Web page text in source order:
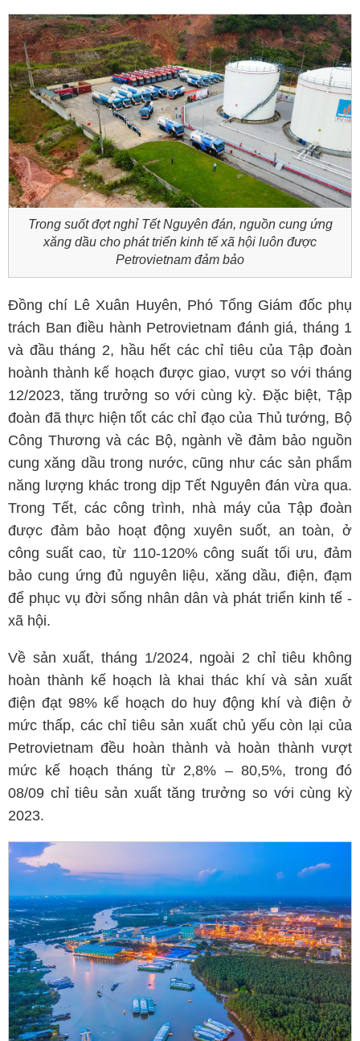
Trong suốt đợt nghỉ Tết Nguyên đán, nguồn cung ứng
xăng dầu cho phát triển kinh tế xã hội luôn được
Petrovietnam đảm bảo
Đồng chí Lê Xuân Huyên, Phó Tổng Giám đốc phụ
trách Ban điều hành Petrovietnam đánh giá, tháng 1
và đầu tháng 2, hầu hết các chỉ tiêu của Tập đoàn
hoành thành kế hoạch được giao, vượt so với tháng
12/2023, tăng trưởng so với cùng kỳ. Đặc biệt, Tập
đoàn đã thực hiện tốt các chỉ đạo của Thủ tướng, Bộ
Công Thương và các Bộ, ngành về đảm bảo nguồn
cung xăng dầu trong nước, cũng như các sản phẩm
năng lượng khác trong dịp Tết Nguyên đán vừa qua.
Trong Tết, các công trình, nhà máy của Tập đoàn
được đảm bảo hoạt động xuyên suốt, an toàn, ở
công suất cao, từ 110-120% công suất tối ưu, đảm
bảo cung ứng đủ nguyên liệu, xăng dầu, điện, đạm
để phục vụ đời sống nhân dân và phát triển kinh tế -
xã hội.
Về sản xuất, tháng 1/2024, ngoài 2 chỉ tiêu không
hoàn thành kế hoạch là khai thác khí và sản xuất
điện đạt 98% kế hoạch do huy động khí và điện ở
mức thấp, các chỉ tiêu sản xuất chủ yếu còn lại của
Petrovietnam đều hoàn thành và hoàn thành vượt
mức kế hoạch tháng từ 2,8% – 80,5%, trong đó
08/09 chỉ tiêu sản xuất tăng trưởng so với cùng kỳ
2023.